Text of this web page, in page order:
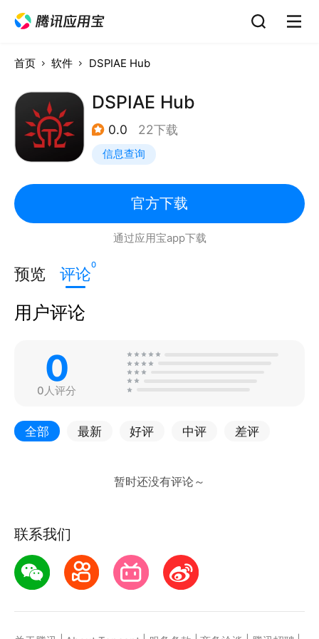
首页 软件 DSPIAE Hub
DSPIAE Hub
0.0 22下载
信息查询
官方下载
通过应用宝app下载
预览 评论0
用户评论
0
0人评分
全部 最新 好评 中评 差评
联系我们